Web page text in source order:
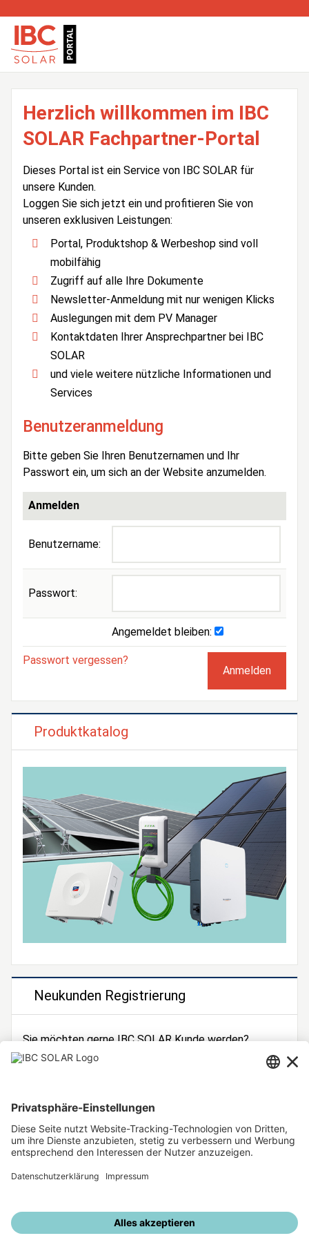
Herzlich willkommen im IBC
SOLAR Fachpartner-Portal
Dieses Portal ist ein Service von IBC SOLAR für
unsere Kunden.
Loggen Sie sich jetzt ein und profitieren Sie von
unseren exklusiven Leistungen:
Portal, Produktshop & Werbeshop sind voll
mobilfähig
Zugriff auf alle Ihre Dokumente
Newsletter-Anmeldung mit nur wenigen Klicks
Auslegungen mit dem PV Manager
Kontaktdaten Ihrer Ansprechpartner bei IBC
SOLAR
und viele weitere nützliche Informationen und
Services
Benutzeranmeldung
Bitte geben Sie Ihren Benutzernamen und Ihr
Passwort ein, um sich an der Website anzumelden.
Anmelden
Benutzername:
Passwort:
Angemeldet bleiben:
Passwort vergessen?
Produktkatalog
Neukunden Registrierung
Sie möchten gerne IBC SOLAR Kunde werden?
Dann registrieren Sie sich jetzt!
Unsere weiteren Angebote
IBC SOLAR Webseite